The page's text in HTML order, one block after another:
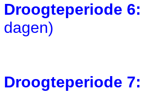
Droogteperiode 6:
dagen)
Droogteperiode 7: